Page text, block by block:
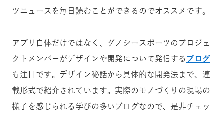
ツニュースを毎日読むことができるのでオススメです。
アプリ自体だけではなく、グノシースポーツのプロジェ
クトメンバーがデザインや開発について発信する ブログ
も注目です。デザイン秘話から具体的な開発法まで、連
載形式で紹介されています。実際のモノづくりの現場の
様子を感じられる学びの多いブログなので、是非チェッ